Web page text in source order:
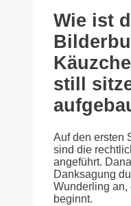
Wie ist
still
Auf den ersten
sind die
angeführt.
Danksagung
Wunderling an,
beginnt.